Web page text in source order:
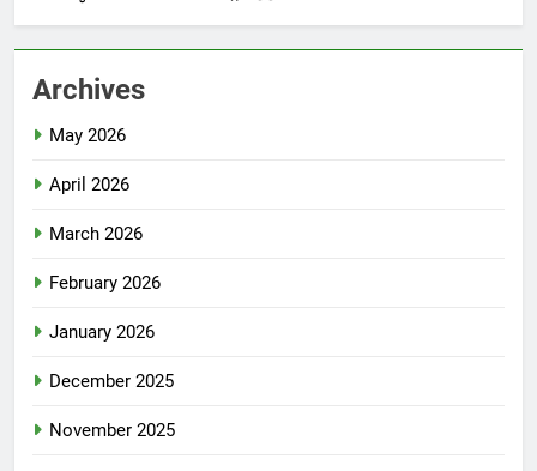
Archives
May 2026
April 2026
March 2026
February 2026
January 2026
December 2025
November 2025